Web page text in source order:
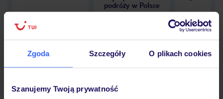
Zgoda Szczegóły O plikach cookies
Szanujemy Twoją prywatność
podróży w Polsce
Hotel